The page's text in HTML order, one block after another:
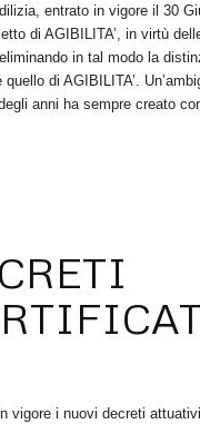
entrato in vigore il 30
di AGIBILITA’, in virtù
in tal modo la
di AGIBILITA’.
anni ha sempre creato
vigore i nuovi decreti